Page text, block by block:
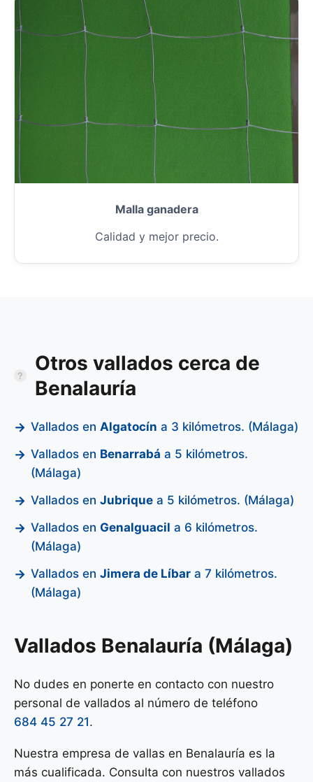
Malla ganadera
Calidad y mejor precio.
Otros vallados cerca de
Benalauría
Vallados en Algatocín a 3 kilómetros. (Málaga)
Vallados en Benarrabá a 5 kilómetros.
(Málaga)
Vallados en Jubrique a 5 kilómetros. (Málaga)
Vallados en Genalguacil a 6 kilómetros.
(Málaga)
Vallados en Jimera de Líbar a 7 kilómetros.
(Málaga)
Vallados Benalauría (Málaga)
No dudes en ponerte en contacto con nuestro
personal de vallados al número de teléfono
684 45 27 21.
Nuestra empresa de vallas en Benalauría es la
más cualificada. Consulta con nuestros vallados